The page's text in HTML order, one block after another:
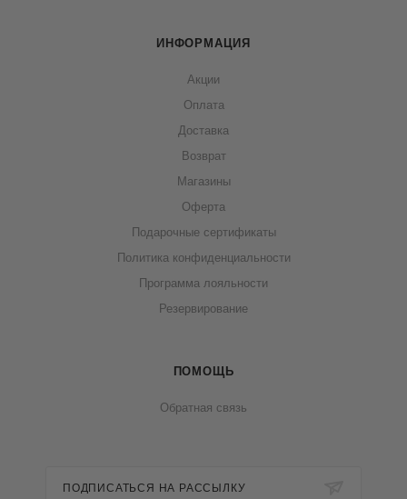
ИНФОРМАЦИЯ
Акции
Оплата
Доставка
Возврат
Магазины
Оферта
Подарочные сертификаты
Политика конфиденциальности
Программа лояльности
Резервирование
ПОМОЩЬ
Обратная связь
ПОДПИСАТЬСЯ НА РАССЫЛКУ